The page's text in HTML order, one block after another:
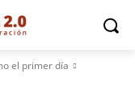
el primer día